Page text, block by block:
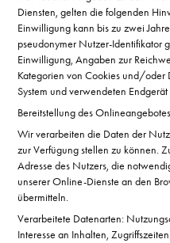
Diensten, gelten die folgenden
Einwilligung kann bis zu zwei
pseudonymer Nutzer-Identifikator
Einwilligung, Angaben zur
Kategorien von Cookies und/oder
System und verwendeten
Bereitstellung des
Wir verarbeiten die Daten der
zur Verfügung stellen zu können.
Adresse des Nutzers, die
unserer Online-Dienste an den
übermitteln.
Verarbeitete Datenarten:
Interesse an Inhalten,